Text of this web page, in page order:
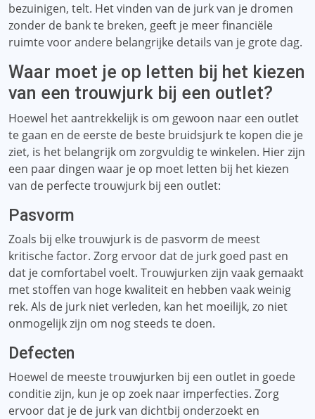
bezuinigen, telt. Het vinden van de jurk van je dromen
zonder de bank te breken, geeft je meer financiële
ruimte voor andere belangrijke details van je grote dag.
Waar moet je op letten bij het kiezen
van een trouwjurk bij een outlet?
Hoewel het aantrekkelijk is om gewoon naar een outlet
te gaan en de eerste de beste bruidsjurk te kopen die je
ziet, is het belangrijk om zorgvuldig te winkelen. Hier zijn
een paar dingen waar je op moet letten bij het kiezen
van de perfecte trouwjurk bij een outlet:
Pasvorm
Zoals bij elke trouwjurk is de pasvorm de meest
kritische factor. Zorg ervoor dat de jurk goed past en
dat je comfortabel voelt. Trouwjurken zijn vaak gemaakt
met stoffen van hoge kwaliteit en hebben vaak weinig
rek. Als de jurk niet verleden, kan het moeilijk, zo niet
onmogelijk zijn om nog steeds te doen.
Defecten
Hoewel de meeste trouwjurken bij een outlet in goede
conditie zijn, kun je op zoek naar imperfecties. Zorg
ervoor dat je de jurk van dichtbij onderzoekt en